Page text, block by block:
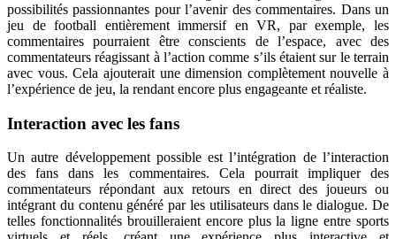
possibilités passionnantes pour l’avenir des commentaires. Dans un
jeu de football entièrement immersif en VR, par exemple, les
commentaires pourraient être conscients de l’espace, avec des
commentateurs réagissant à l’action comme s’ils étaient sur le terrain
avec vous. Cela ajouterait une dimension complètement nouvelle à
l’expérience de jeu, la rendant encore plus engageante et réaliste.
Interaction avec les fans
Un autre développement possible est l’intégration de l’interaction
des fans dans les commentaires. Cela pourrait impliquer des
commentateurs répondant aux retours en direct des joueurs ou
intégrant du contenu généré par les utilisateurs dans le dialogue. De
telles fonctionnalités brouilleraient encore plus la ligne entre sports